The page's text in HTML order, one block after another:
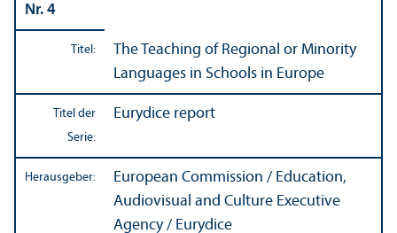
Nr. 4
Titel:
The Teaching of Regional or Minority
Languages in Schools in Europe
Titel der
Serie:
Eurydice report
Herausgeber:
European Commission / Education,
Audiovisual and Culture Executive
Agency / Eurydice